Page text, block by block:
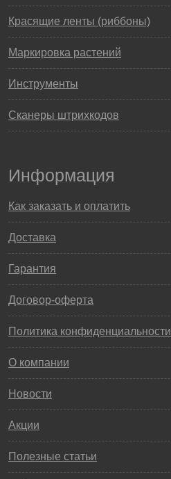
Красящие ленты (риббоны)
Маркировка растений
Инструменты
Сканеры штрихкодов
Информация
Как заказать и оплатить
Доставка
Гарантия
Договор-оферта
Политика конфиденциальности
О компании
Новости
Акции
Полезные статьи